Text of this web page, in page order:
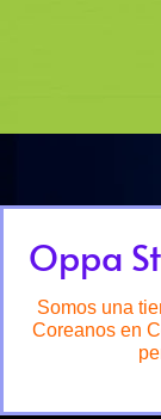
Oppa
Somos una
Coreanos en